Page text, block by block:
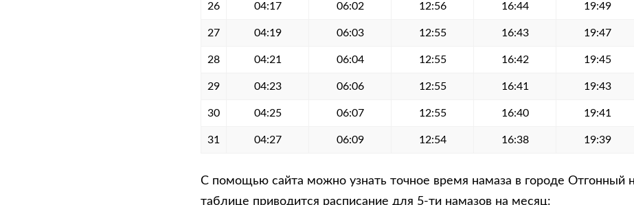
26 04:17 06:02 12:56 16:44 19:49
27 04:19 06:03 12:55 16:43 19:47
28 04:21 06:04 12:55 16:42 19:45
29 04:23 06:06 12:55 16:41 19:43
30 04:25 06:07 12:55 16:40 19:41
31 04:27 06:09 12:54 16:38 19:39
С помощью сайта можно узнать точное время намаза в городе Отгонный
таблице приводится расписание для 5-ти намазов на месяц: